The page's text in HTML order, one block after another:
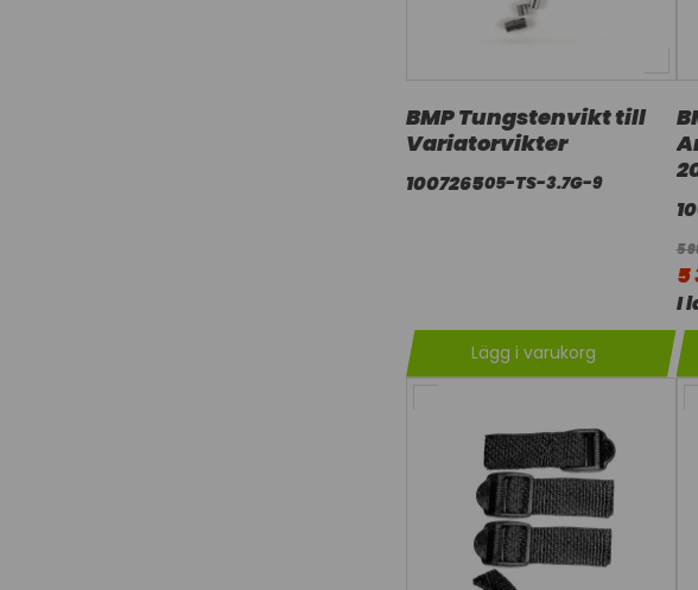
BMP Tungstenvikt till
Variatorvikter
100726505-TS-3.7G-9
Lägg i varukorg
5
5
I